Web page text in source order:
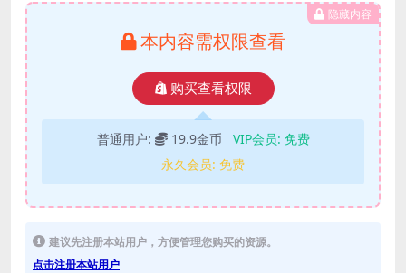
隐藏内容
本内容需权限查看
购买查看权限
普通用户: 19.9金币 VIP会员: 免费
永久会员: 免费
建议先注册本站用户，方便管理您购买的资源。
点击注册本站用户